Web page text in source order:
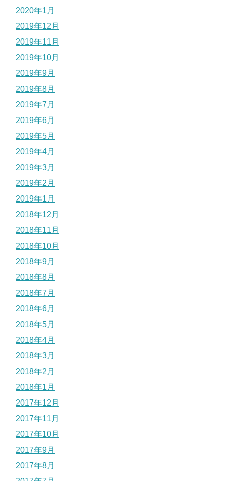
2020年1月
2019年12月
2019年11月
2019年10月
2019年9月
2019年8月
2019年7月
2019年6月
2019年5月
2019年4月
2019年3月
2019年2月
2019年1月
2018年12月
2018年11月
2018年10月
2018年9月
2018年8月
2018年7月
2018年6月
2018年5月
2018年4月
2018年3月
2018年2月
2018年1月
2017年12月
2017年11月
2017年10月
2017年9月
2017年8月